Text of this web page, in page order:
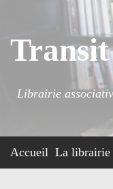
Librairie
Accueil La librairie